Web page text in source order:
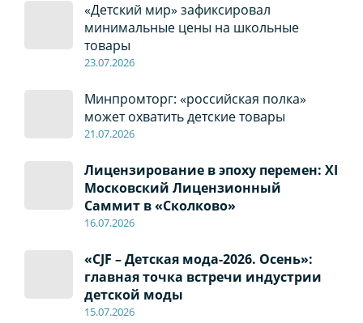
«Детский мир» зафиксировал
минимальные цены на школьные
товары
23.07.2026
Минпромторг: «российская полка»
может охватить детские товары
21.07.2026
Лицензирование в эпоху перемен: XI
Московский Лицензионный
Саммит в «Сколково»
16.07.2026
«CJF – Детская мода-2026. Осень»:
главная точка встречи индустрии
детской моды
15.07.2026